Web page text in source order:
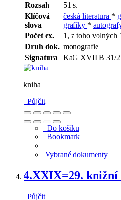
Rozsah
51 s.
Klíčová
slova
česká literatura *
grafiky *
Počet ex.
1, z toho volných 1
Druh dok. monografie
Signatura
KaG XVII B 31/2
kniha
Půjčit
Do košíku
Bookmark
Vybrané dokumenty
4.XXIX=29. knižní
Půjčit